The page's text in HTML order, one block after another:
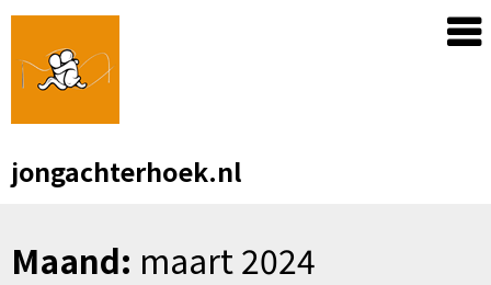
Skip
content
jongachterhoek.nl
Maand: maart 2024